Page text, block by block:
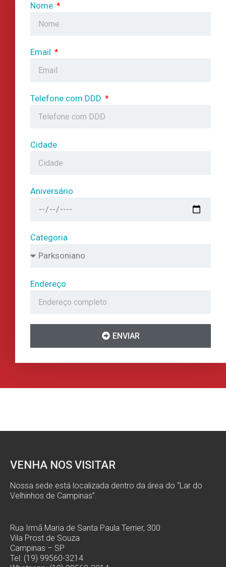
Nome
Email
Telefone com DDD
Cidade
Aniversário
Categoria
Endereço
ENVIAR
VENHA NOS VISITAR
Nossa sede está localizada dentro da área do “Lar do
Velhinhos de Campinas”.
Rua Irmã Maria de Santa Paula Terrier, 300
Vila Prost de Souza
Campinas – SP
Tel: (19) 99560-3214